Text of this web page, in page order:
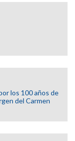
los 100 años de
del Carmen